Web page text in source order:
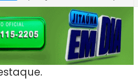
nova pesquisa Genial/Quaest